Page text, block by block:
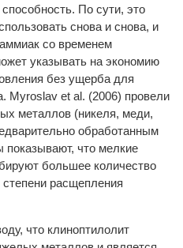
По сути, это
снова и снова, и
со временем
указывать на экономию
без ущерба для
Myroslav et al. (2006) провели
металлов (никеля, меди,
обработанным
показывают, что мелкие
большее количество
расщепления
что клиноптилолит